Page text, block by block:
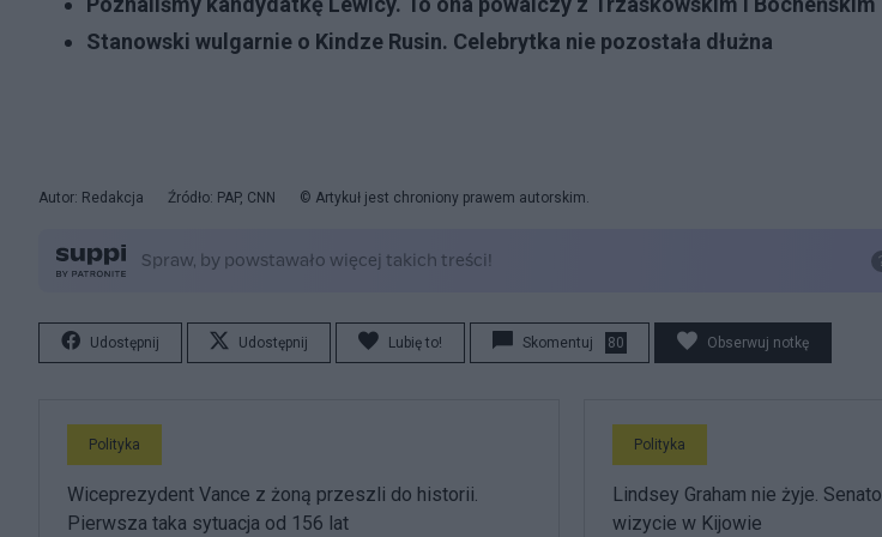
Stanowski wulgarnie o Kindze Rusin. Celebrytka nie pozostała dłużna
Autor: Redakcja Źródło: PAP, CNN © Artykuł jest chroniony prawem autorskim.
Udostępnij Udostępnij Lubię to! Skomentuj 80 Obserwuj notkę
Polityka
Wiceprezydent Vance z żoną przeszli do historii.
Pierwsza taka sytuacja od 156 lat
Polityka
Lindsey Graham nie żyje.
wizycie w Kijowie